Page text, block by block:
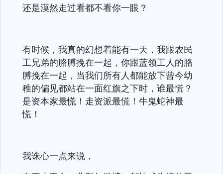
还是漠然走过看都不看你一眼？
有时候，我真的幻想着能有一天，我跟农民
工兄弟的胳膊挽在一起，你跟蓝领工人的胳
膊挽在一起，当我们所有人都能放下曾今幼
稚的偏见都站在一面红旗之下时，谁最慌？
是资本家最慌！走资派最慌！牛鬼蛇神最
慌！
我诛心一点来说，